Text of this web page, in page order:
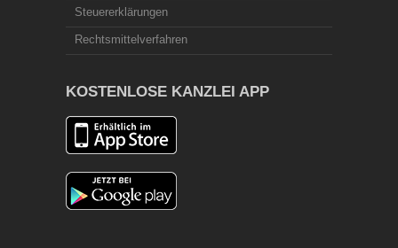
Steuererklärungen
Rechtsmittelverfahren
KOSTENLOSE KANZLEI APP